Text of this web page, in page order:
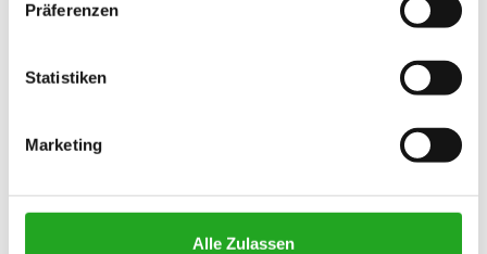
Präferenzen
Statistiken
Marketing
Alle Zulassen
Geschäftsfitnesslösungen
Ihr Partner in Sachen Fitness: Best Buy Fitness
Mit über 28 Jahren Erfahrung wissen wir bei Best Buy Fitness
genau, was ein gutes Fitnessgerät auszeichnet. Jedes überholte
Team sorgfältig ausgewählt und getestet, damit Sie sich auf
Qualität und Zuverlässigkeit verlassen können. Deshalb geben wir